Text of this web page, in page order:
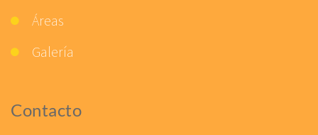
Áreas
Galería
Contacto